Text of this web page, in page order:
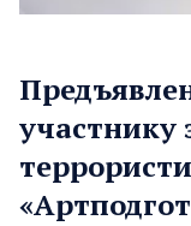
участнику